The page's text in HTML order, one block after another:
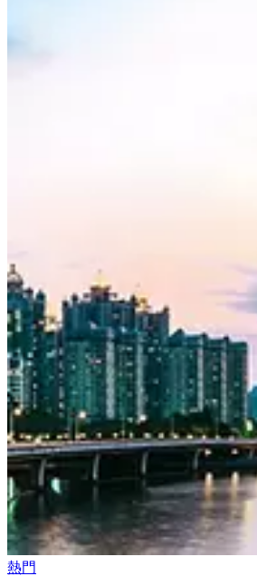
熱門